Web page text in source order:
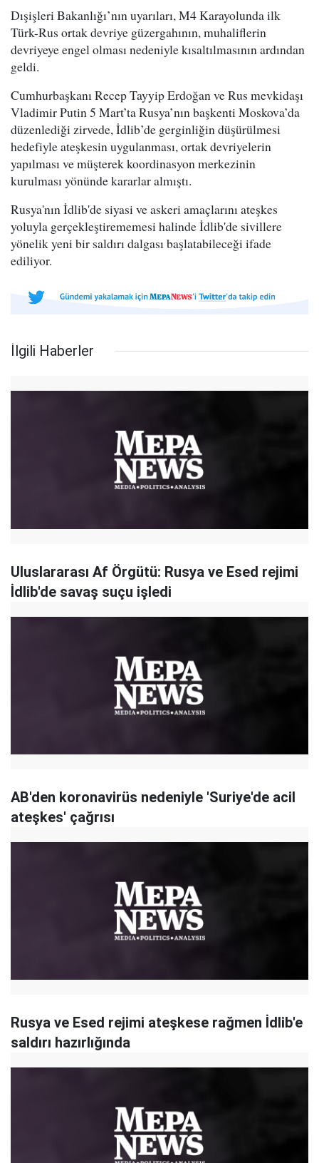
Dışişleri Bakanlığı’nın uyarıları, M4 Karayolunda ilk
Türk-Rus ortak devriye güzergahının, muhaliflerin
devriyeye engel olması nedeniyle kısaltılmasının ardından
geldi.
Cumhurbaşkanı Recep Tayyip Erdoğan ve Rus mevkidaşı
Vladimir Putin 5 Mart’ta Rusya’nın başkenti Moskova’da
düzenlediği zirvede, İdlib’de gerginliğin düşürülmesi
hedefiyle ateşkesin uygulanması, ortak devriyelerin
yapılması ve müşterek koordinasyon merkezinin
kurulması yönünde kararlar almıştı.
Rusya'nın İdlib'de siyasi ve askeri amaçlarını ateşkes
yoluyla gerçekleştirememesi halinde İdlib'de sivillere
yönelik yeni bir saldırı dalgası başlatabileceği ifade
ediliyor.
İlgili Haberler
Uluslararası Af Örgütü: Rusya ve Esed rejimi
İdlib'de savaş suçu işledi
AB'den koronavirüs nedeniyle 'Suriye'de acil
ateşkes' çağrısı
Rusya ve Esed rejimi ateşkese rağmen İdlib'e
saldırı hazırlığında